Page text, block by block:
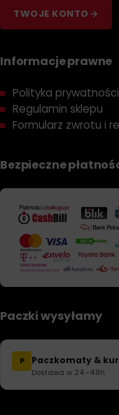
TWOJE KONTO
Informacje prawne
Polityka
Regulamin sklepu
Formularz zwrotu i
Bezpieczne
Paczki wysyłamy
P Paczkomaty &
Dostawa w 24–48h